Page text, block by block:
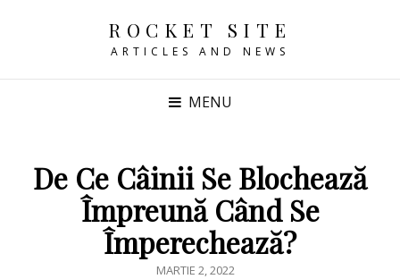
ROCKET SITE
ARTICLES AND NEWS
MENU
De Ce Câinii Se Blochează
Împreună Când Se
Împerechează?
POSTED
MARTIE 2, 2022